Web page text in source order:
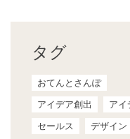
タグ
おてんとさんぽ
アイデア創出
アイ
セールス
デザイン